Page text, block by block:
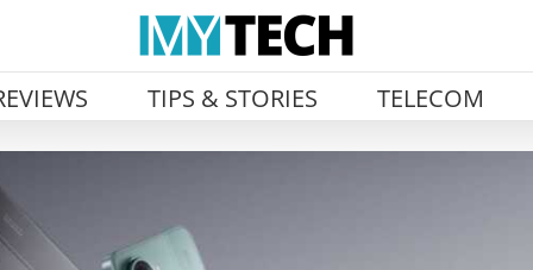
TIPS & STORIES TELECOM